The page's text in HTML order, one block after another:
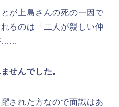
が上島さんの死の一因で
るのは「二人が親しい仲
……
せんでした。
された方なので面識はあ